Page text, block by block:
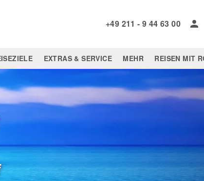
+49 211 - 9 44 63 00
EXTRAS & SERVICE MEHR REISEN MIT